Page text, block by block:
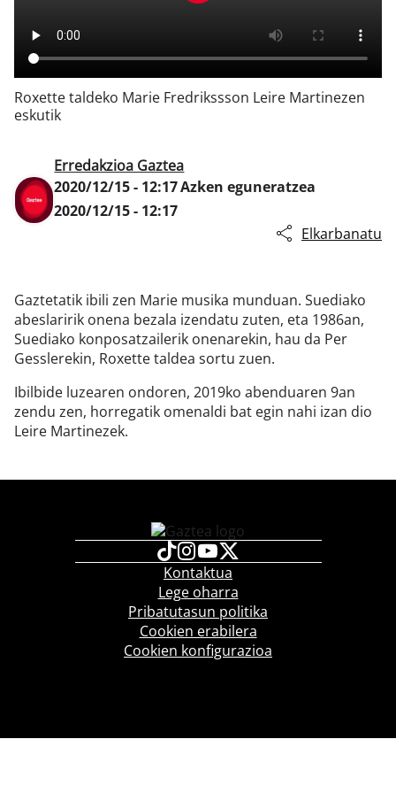
Roxette taldeko Marie Fredrikssson Leire Martinezen
eskutik
Erredakzioa Gaztea
2020/12/15 - 12:17Azken eguneratzea
2020/12/15 - 12:17
Elkarbanatu
Gaztetatik ibili zen Marie musika munduan. Suediako
abeslaririk onena bezala izendatu zuten, eta 1986an,
Suediako konposatzailerik onenarekin, hau da Per
Gesslerekin, Roxette taldea sortu zuen.
Ibilbide luzearen ondoren, 2019ko abenduaren 9an
zendu zen, horregatik omenaldi bat egin nahi izan dio
Leire Martinezek.
Kontaktua
Lege oharra
Pribatutasun politika
Cookien erabilera
Cookien konfigurazioa